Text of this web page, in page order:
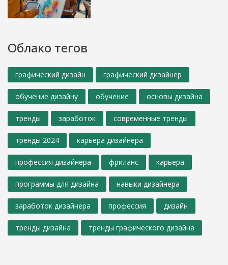
Облако тегов
графический дизайн графический дизайнер
обучение дизайну обучение основы дизайна
тренды заработок современные тренды
тренды 2024 карьера дизайнера
профессия дизайнера фриланс карьера
программы для дизайна навыки дизайнера
заработок дизайнера профессия дизайн
тренды дизайна тренды графического дизайна